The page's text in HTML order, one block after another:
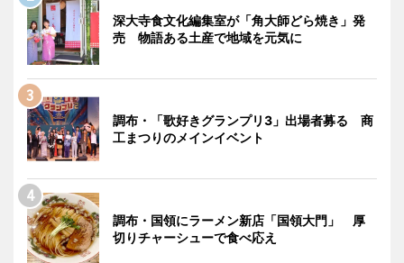
深大寺食文化編集室が「角大師どら焼き」発
売 物語ある土産で地域を元気に
調布・「歌好きグランプリ3」出場者募る 商
工まつりのメインイベント
調布・国領にラーメン新店「国領大門」 厚
切りチャーシューで食べ応え